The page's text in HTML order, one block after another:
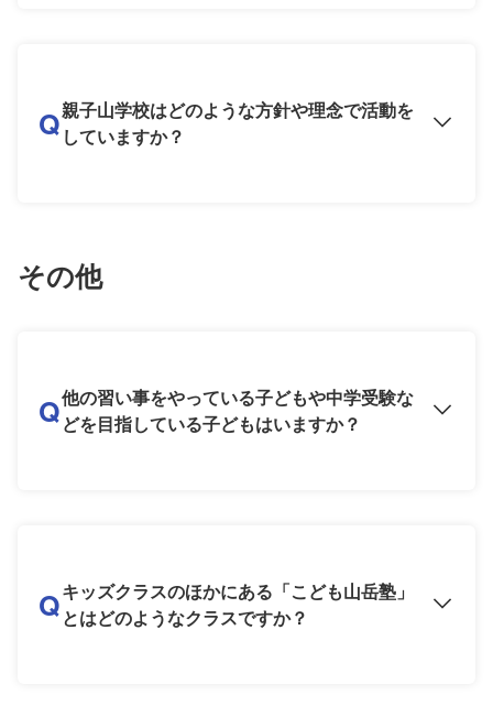
Q親子山学校はどのような方針や理念で活動を
していますか？
その他
Q他の習い事をやっている子どもや中学受験な
どを目指している子どもはいますか？
Qキッズクラスのほかにある「こども山岳塾」
とはどのようなクラスですか？